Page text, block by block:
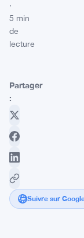
·
5 min
de
lecture
Partager
:
Suivre sur